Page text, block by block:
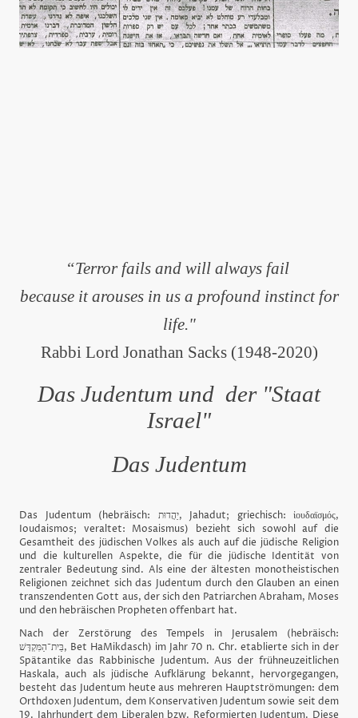
“Terror fails and will always fail
because it arouses in us a profound instinct for
life."
Rabbi Lord Jonathan Sacks (1948-2020)
Das Judentum und der "Staat
Israel"
Das Judentum
Das Judentum (hebräisch: יַהֲדוּת, Jahadut; griechisch: ἰουδαϊσμός,
Ioudaismos; veraltet: Mosaismus) bezieht sich sowohl auf die
Gesamtheit des jüdischen Volkes als auch auf die jüdische Religion
und die kulturellen Aspekte, die für die jüdische Identität von
zentraler Bedeutung sind. Als eine der ältesten monotheistischen
Religionen zeichnet sich das Judentum durch den Glauben an einen
transzendenten Gott aus, der sich den Patriarchen Abraham, Moses
und den hebräischen Propheten offenbart hat.
Nach der Zerstörung des Tempels in Jerusalem (hebräisch:
בֵּית־הַמִּקְדָּשׁ, Bet HaMikdasch) im Jahr 70 n. Chr. etablierte sich in der
Spätantike das Rabbinische Judentum. Aus der frühneuzeitlichen
Haskala, auch als jüdische Aufklärung bekannt, hervorgegangen,
besteht das Judentum heute aus mehreren Hauptströmungen: dem
Orthdoxen Judentum, dem Konservativen Judentum sowie seit dem
19. Jahrhundert dem Liberalen bzw. Reformierten Judentum. Diese